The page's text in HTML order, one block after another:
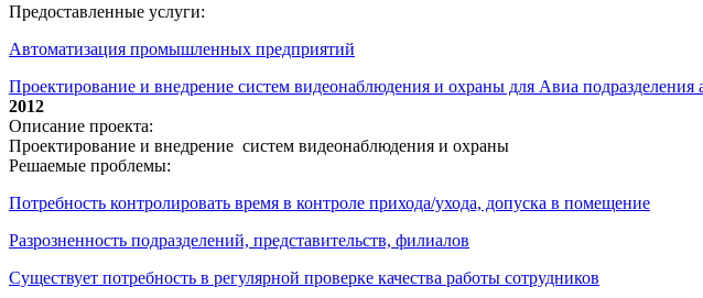
Предоставленные услуги:
Автоматизация промышленных предприятий
Проектирование и внедрение систем видеонаблюдения и охраны для Авиа
2012
Описание проекта:
Проектирование и внедрение систем видеонаблюдения и охраны
Решаемые проблемы:
Потребность контролировать время в контроле прихода/ухода, допуска в помещение
Разрозненность подразделений, представительств, филиалов
Существует потребность в регулярной проверке качества работы сотрудников